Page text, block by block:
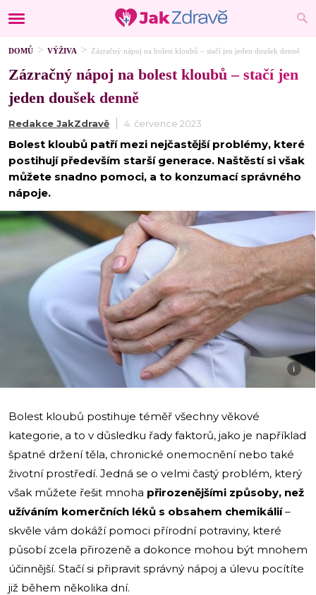
DOMŮ VÝŽIVA Zázračný nápoj na bolest kloubů – stačí jen jeden doušek denně
Zázračný nápoj na bolest kloubů – stačí jen
jeden doušek denně
Redakce JakZdravě 4. července 2023
Bolest kloubů patří mezi nejčastější problémy, které
postihují především starší generace. Naštěstí si však
můžete snadno pomoci, a to konzumací správného
nápoje.
i
Bolest kloubů postihuje téměř všechny věkové
kategorie, a to v důsledku řady faktorů, jako je například
špatné držení těla, chronické onemocnění nebo také
životní prostředí. Jedná se o velmi častý problém, který
však můžete řešit mnoha přirozenějšími způsoby, než
užíváním komerčních léků s obsahem chemikálií–
skvěle vám dokáží pomoci přírodní potraviny, které
působí zcela přirozeně a dokonce mohou být mnohem
účinnější. Stačí si připravit správný nápoj a úlevu pocítíte
již během několika dní.